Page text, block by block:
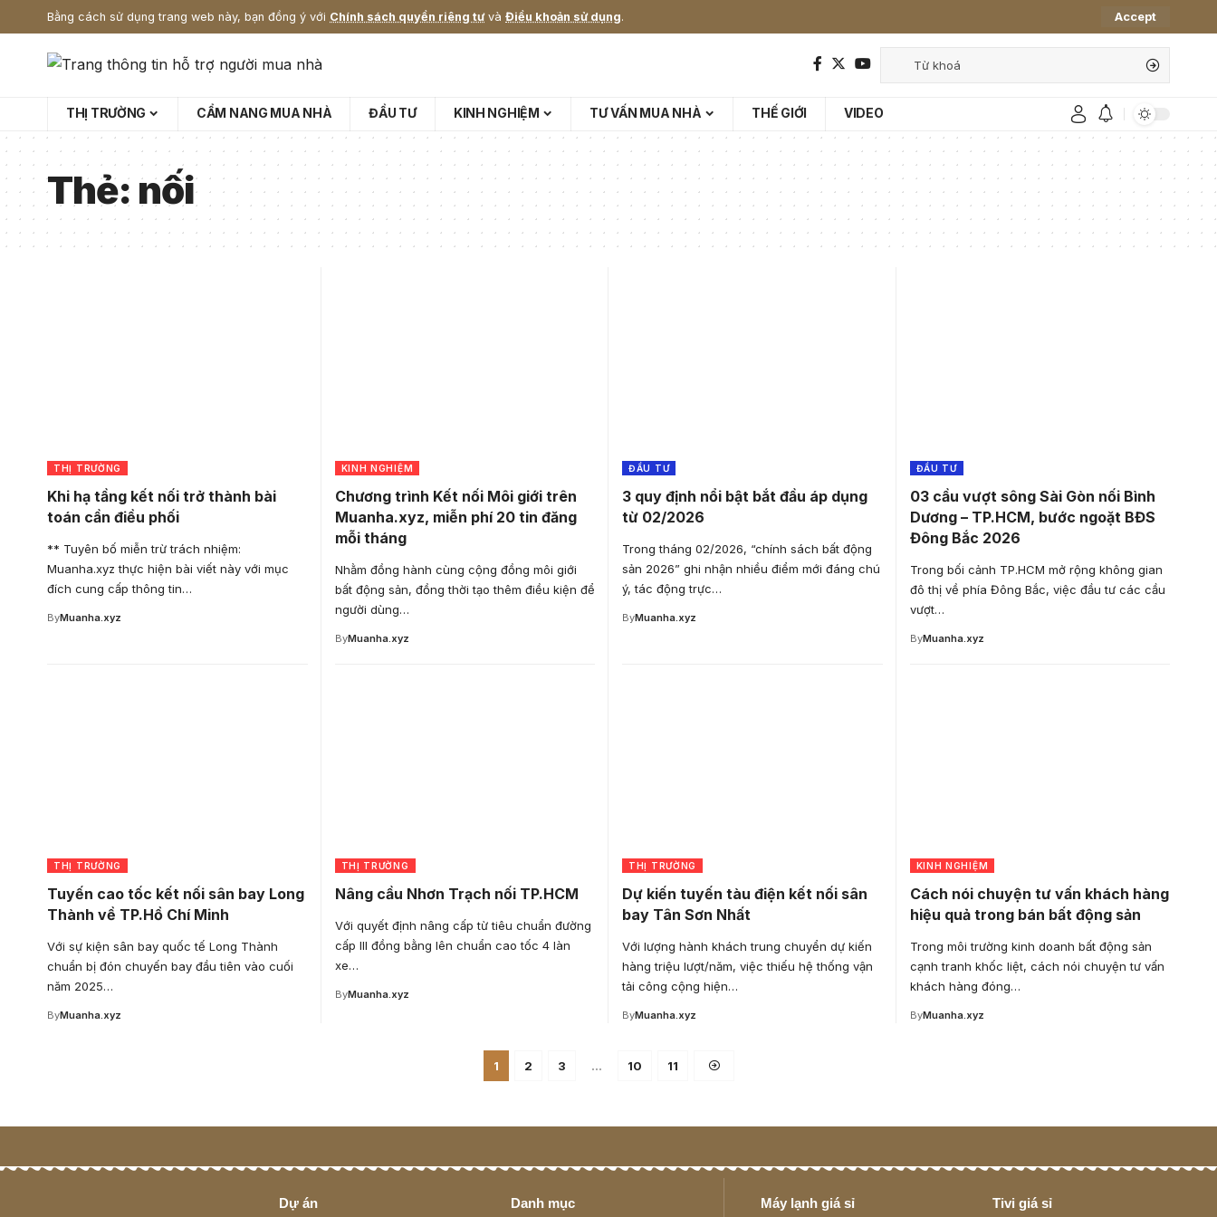
Bằng cách sử dụng trang web này, bạn đồng ý với Chính sách quyền riêng tưvà Điều khoản sử dụng. Accept
THỊ TRƯỜNG CẨM NANG MUA NHÀ ĐẦU TƯ KINH NGHIỆM TƯ VẤN MUA NHÀ THẾ GIỚI VIDEO
Thẻ: nối
THỊ TRƯỜNG
Khi hạ tầng kết nối trở thành bài
toán cần điều phối
** Tuyên bố miễn trừ trách nhiệm:
Muanha.xyz thực hiện bài viết này với mục
đích cung cấp thông tin…
ByMuanha.xyz
KINH NGHIỆM
Chương trình Kết nối Môi giới trên
Muanha.xyz, miễn phí 20 tin đăng
mỗi tháng
Nhằm đồng hành cùng cộng đồng môi giới
bất động sản, đồng thời tạo thêm điều kiện để
người dùng…
ByMuanha.xyz
ĐẦU TƯ
3 quy định nổi bật bắt đầu áp dụng
từ 02/2026
Trong tháng 02/2026, “chính sách bất động
sản 2026” ghi nhận nhiều điểm mới đáng chú
ý, tác động trực…
ByMuanha.xyz
ĐẦU TƯ
03 cầu vượt sông Sài Gòn nối Bình
Dương – TP.HCM, bước ngoặt BĐS
Đông Bắc 2026
Trong bối cảnh TP.HCM mở rộng không gian
đô thị về phía Đông Bắc, việc đầu tư các cầu
vượt…
ByMuanha.xyz
THỊ TRƯỜNG
Tuyến cao tốc kết nối sân bay Long
Thành về TP.Hồ Chí Minh
Với sự kiện sân bay quốc tế Long Thành
chuẩn bị đón chuyến bay đầu tiên vào cuối
năm 2025…
ByMuanha.xyz
THỊ TRƯỜNG
Nâng cầu Nhơn Trạch nối TP.HCM
Với quyết định nâng cấp từ tiêu chuẩn đường
cấp III đồng bằng lên chuẩn cao tốc 4 làn
xe…
ByMuanha.xyz
THỊ TRƯỜNG
Dự kiến tuyến tàu điện kết nối sân
bay Tân Sơn Nhất
Với lượng hành khách trung chuyển dự kiến
hàng triệu lượt/năm, việc thiếu hệ thống vận
tải công cộng hiện…
ByMuanha.xyz
KINH NGHIỆM
Cách nói chuyện tư vấn khách hàng
hiệu quả trong bán bất động sản
Trong môi trường kinh doanh bất động sản
cạnh tranh khốc liệt, cách nói chuyện tư vấn
khách hàng đóng…
ByMuanha.xyz
1 2 3 … 10 11
Dự án Danh mục Máy lạnh giá sỉ Tivi giá sỉ